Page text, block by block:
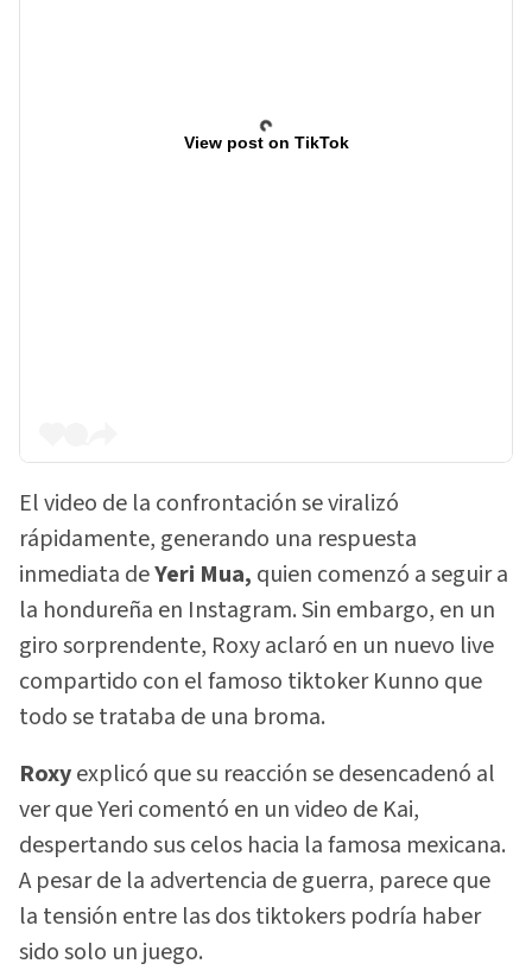
View post on TikTok
El video de la confrontación se viralizó
rápidamente, generando una respuesta
inmediata deYeri Mua, quien comenzó a seguir a
la hondureña en Instagram. Sin embargo, en un
giro sorprendente, Roxy aclaró en un nuevo live
compartido con el famoso tiktoker Kunno que
todo se trataba de una broma.
Roxyexplicó que su reacción se desencadenó al
ver que Yeri comentó en un video de Kai,
despertando sus celos hacia la famosa mexicana.
A pesar de la advertencia de guerra, parece que
la tensión entre las dos tiktokers podría haber
sido solo un juego.